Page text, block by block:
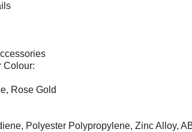
Colour:
Rose Gold
Polyester Polypropylene, Zinc Alloy,